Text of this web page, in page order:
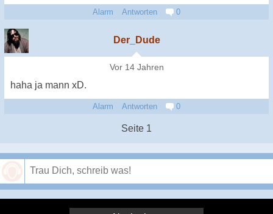
Alarm Antworten 0
Der_Dude
Vor 14 Jahren
haha ja mann xD.
Alarm Antworten 0
Seite 1